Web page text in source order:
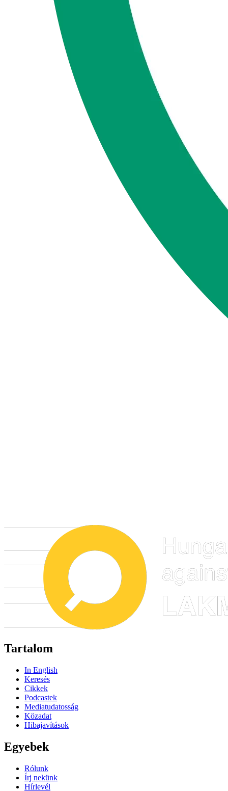
Tartalom
In English
Keresés
Cikkek
Podcastek
Mediatudatosság
Közadat
Hibajavítások
Egyebek
Rólunk
Írj nekünk
Hírlevél